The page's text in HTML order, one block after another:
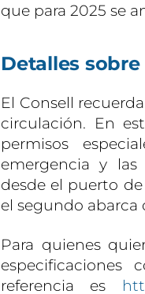
que para 2025 se
Detalles
El Consell
circulación. En
permisos
emergencia y
desde el puerto
el segundo abarca
Para quienes
especificaciones
referencia es